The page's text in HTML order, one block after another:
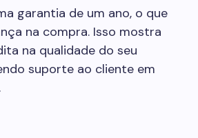
garantia de um ano, o que
na compra. Isso mostra
na qualidade do seu
suporte ao cliente em